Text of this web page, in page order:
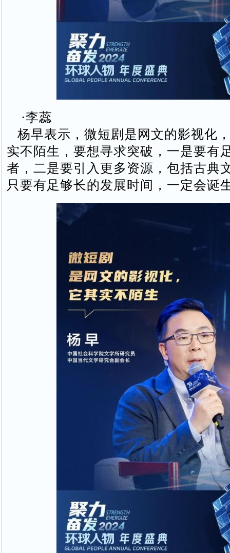
·李蕊
杨早表示，微短剧是网文的影视化
实不陌生，要想寻求突破，一是要有
者，二是要引入更多资源，包括古典
只要有足够长的发展时间，一定会诞